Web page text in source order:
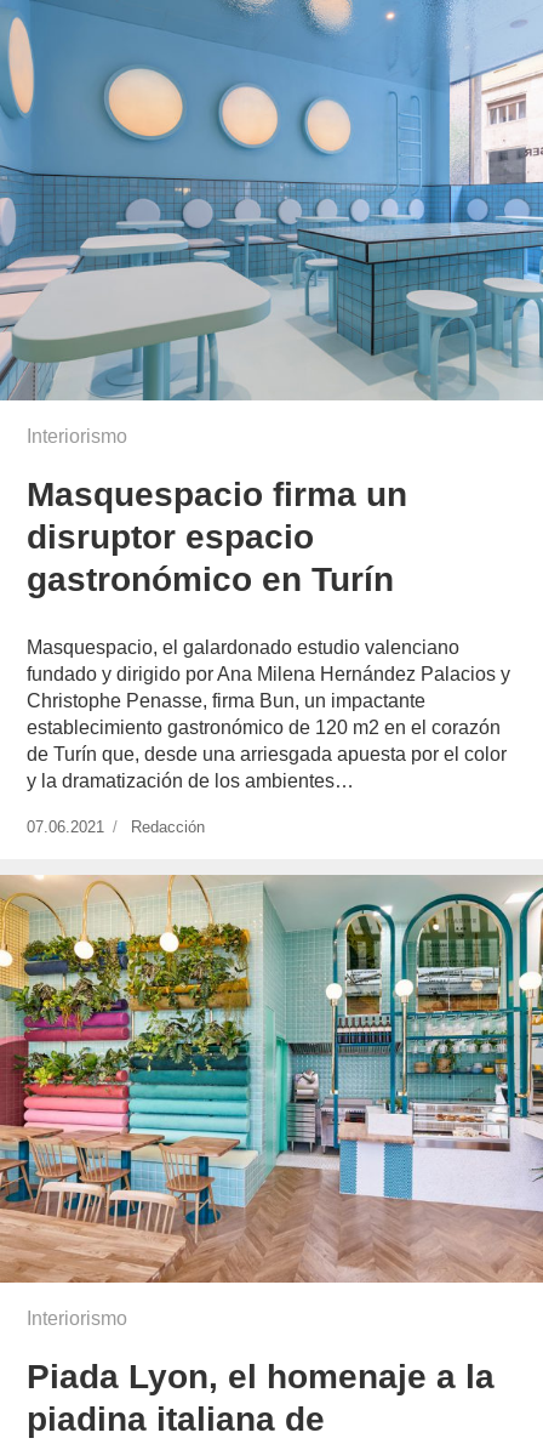
Interiorismo
Masquespacio firma un
disruptor espacio
gastronómico en Turín
Masquespacio, el galardonado estudio valenciano
fundado y dirigido por Ana Milena Hernández Palacios y
Christophe Penasse, firma Bun, un impactante
establecimiento gastronómico de 120 m2 en el corazón
de Turín que, desde una arriesgada apuesta por el color
y la dramatización de los ambientes…
Publicado
07.06.2021 https://www.experimenta.es/author/redaccion/
Redacción
Interiorismo
Piada Lyon, el homenaje a la
piadina italiana de